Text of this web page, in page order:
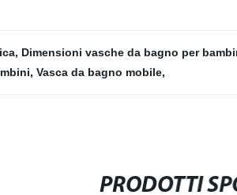
, Dimensioni vasche da bagno per
, Vasca da bagno mobile,
PRODOTTI